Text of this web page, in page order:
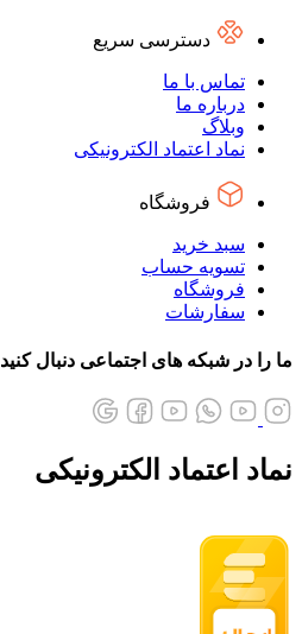
دسترسی سریع
تماس با ما
درباره ما
وبلاگ
نماد اعتماد الکترونیکی
فروشگاه
سبد خرید
تسویه حساب
فروشگاه
سفارشات
ما را در شبکه های اجتماعی دنبال کنید
نماد اعتماد الکترونیکی